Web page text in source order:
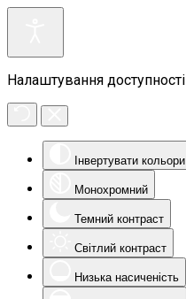
Налаштування доступності
Інвертувати кольори
Монохромний
Темний контраст
Світлий контраст
Низька насиченість